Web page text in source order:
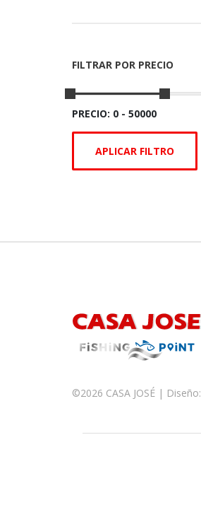
FILTRAR POR PRECIO
PRECIO: 0 - 50000
APLICAR FILTRO
©2026 CASA JOSÉ | Diseño: